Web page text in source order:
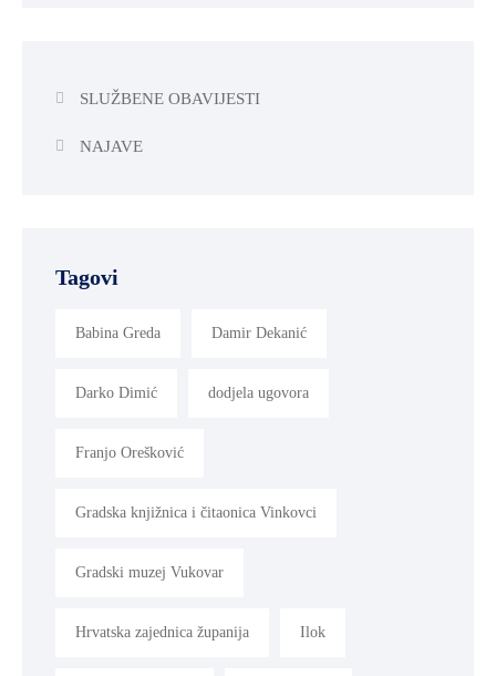
SLUŽBENE OBAVIJESTI
NAJAVE
Tagovi
Babina Greda Damir Dekanić
Darko Dimić dodjela ugovora
Franjo Orešković
Gradska knjižnica i čitaonica Vinkovci
Gradski muzej Vukovar
Hrvatska zajednica županija Ilok